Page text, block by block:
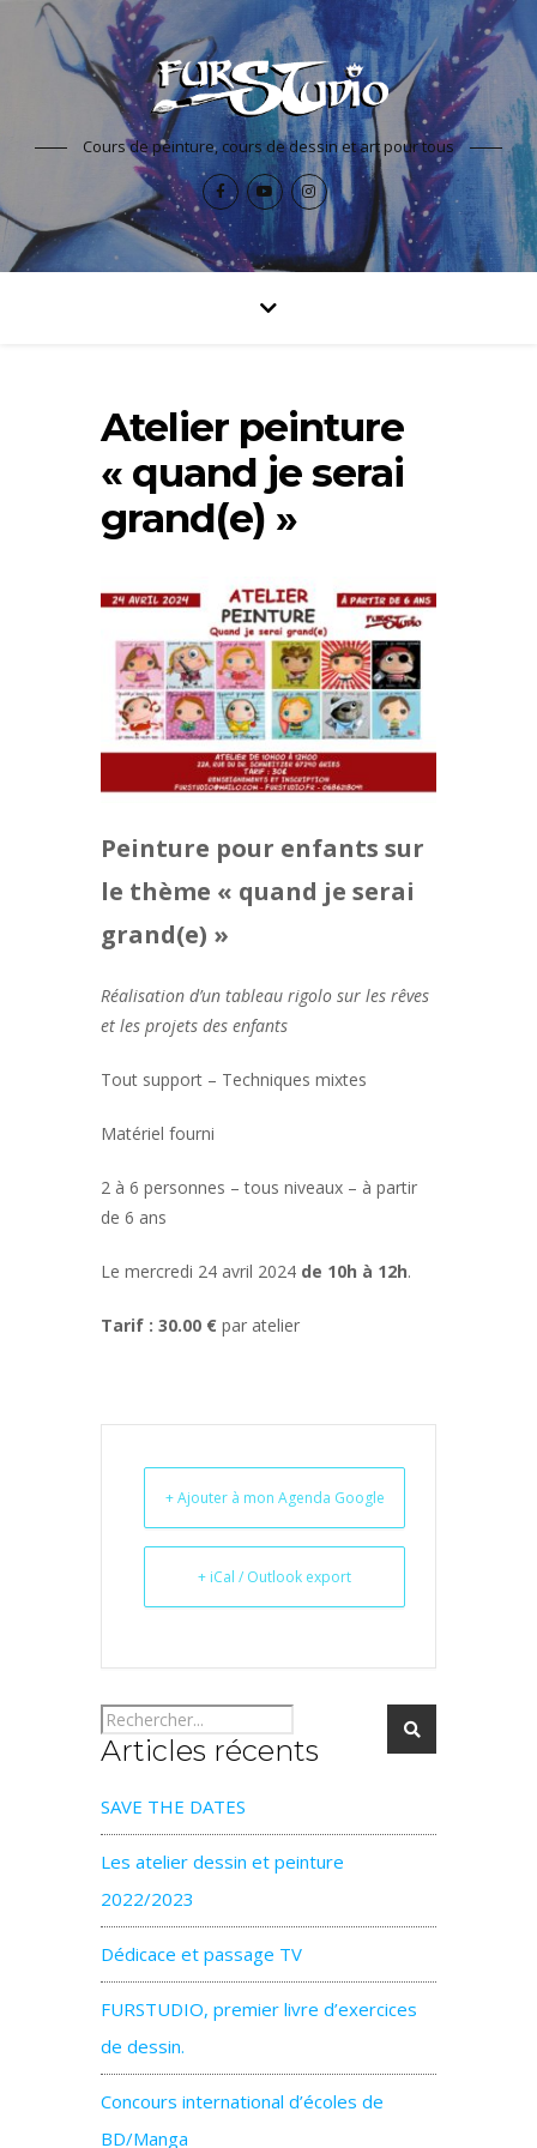
Cours de peinture, cours de dessin et art pour tous
Atelier peinture
« quand je serai
grand(e) »
Peinture pour enfants sur
le thème « quand je serai
grand(e) »
Réalisation d’un tableau rigolo sur les rêves
et les projets des enfants
Tout support – Techniques mixtes
Matériel fourni
2 à 6 personnes – tous niveaux – à partir
de 6 ans
Le mercredi 24 avril 2024 de 10h à 12h.
Tarif : 30.00 € par atelier
+ Ajouter à mon Agenda Google
+ iCal / Outlook export
Articles récents
SAVE THE DATES
Les atelier dessin et peinture
2022/2023
Dédicace et passage TV
FURSTUDIO, premier livre d’exercices
de dessin.
Concours international d’écoles de
BD/Manga